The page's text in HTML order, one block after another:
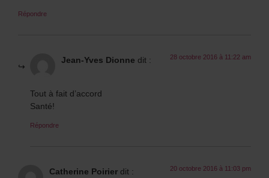
Répondre
Jean-Yves Dionne dit : 28 octobre 2016 à 11:22 am
Tout à fait d’accord
Santé!
Répondre
Catherine Poirier dit : 20 octobre 2016 à 11:03 pm